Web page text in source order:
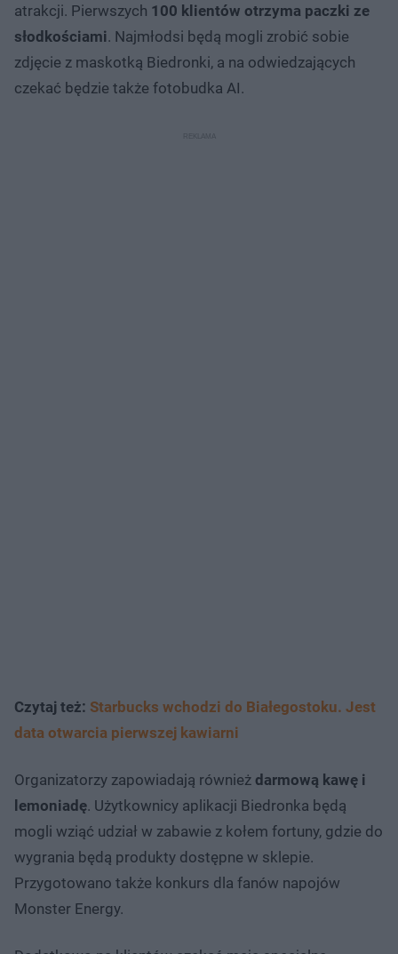
atrakcji. Pierwszych 100 klientów otrzyma paczki ze
słodkościami. Najmłodsi będą mogli zrobić sobie
zdjęcie z maskotką Biedronki, a na odwiedzających
czekać będzie także fotobudka AI.
Czytaj też: Starbucks wchodzi do Białegostoku. Jest
data otwarcia pierwszej kawiarni
Organizatorzy zapowiadają również darmową kawę i
lemoniadę. Użytkownicy aplikacji Biedronka będą
mogli wziąć udział w zabawie z kołem fortuny, gdzie do
wygrania będą produkty dostępne w sklepie.
Przygotowano także konkurs dla fanów napojów
Monster Energy.